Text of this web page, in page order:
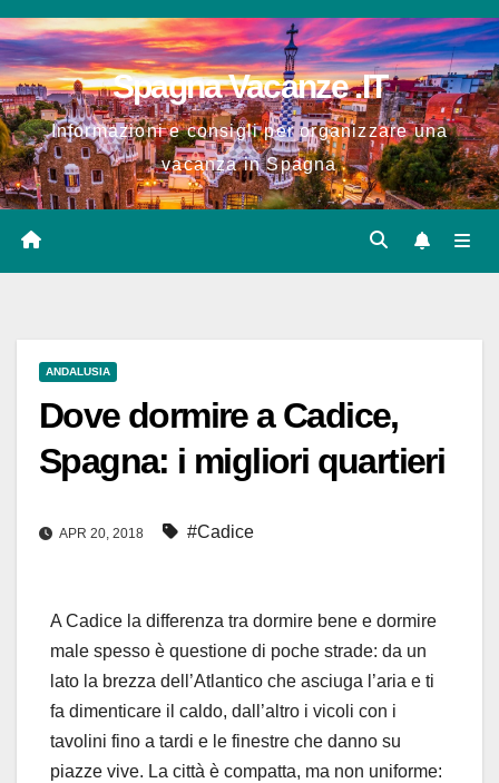
Salta
al
contenuto
Spagna Vacanze .IT
Informazioni e consigli per organizzare una
vacanza in Spagna
ANDALUSIA
Dove dormire a Cadice,
Spagna: i migliori quartieri
APR 20, 2018 #Cadice
A Cadice la differenza tra dormire bene e dormire
male spesso è questione di poche strade: da un
lato la brezza dell’Atlantico che asciuga l’aria e ti
fa dimenticare il caldo, dall’altro i vicoli con i
tavolini fino a tardi e le finestre che danno su
piazze vive. La città è compatta, ma non uniforme: